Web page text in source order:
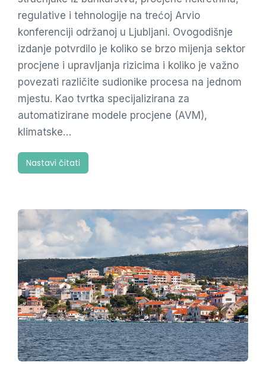
regulative i tehnologije na trećoj Arvio
konferenciji održanoj u Ljubljani. Ovogodišnje
izdanje potvrdilo je koliko se brzo mijenja sektor
procjene i upravljanja rizicima i koliko je važno
povezati različite sudionike procesa na jednom
mjestu. Kao tvrtka specijalizirana za
automatizirane modele procjene (AVM),
klimatske…
Nastavi čitati